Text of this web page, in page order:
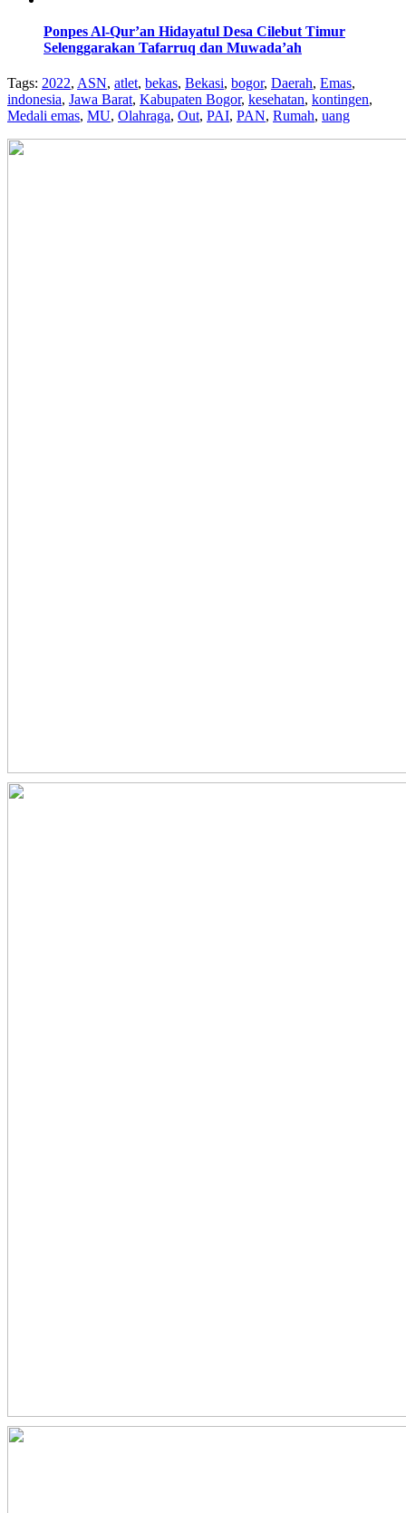
Ponpes Al-Qur’an Hidayatul Desa Cilebut Timur
Selenggarakan Tafarruq dan Muwada’ah
Tags: 2022, ASN, atlet, bekas, Bekasi, bogor, Daerah, Emas,
indonesia, Jawa Barat, Kabupaten Bogor, kesehatan, kontingen,
Medali emas, MU, Olahraga, Out, PAI, PAN, Rumah, uang